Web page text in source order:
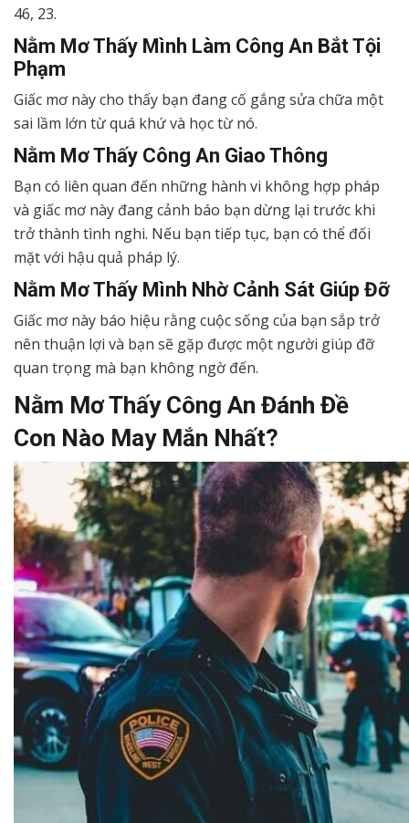
46, 23.
Nằm Mơ Thấy Mình Làm Công An Bắt Tội
Phạm
Giấc mơ này cho thấy bạn đang cố gắng sửa chữa một
sai lầm lớn từ quá khứ và học từ nó.
Nằm Mơ Thấy Công An Giao Thông
Bạn có liên quan đến những hành vi không hợp pháp
và giấc mơ này đang cảnh báo bạn dừng lại trước khi
trở thành tình nghi. Nếu bạn tiếp tục, bạn có thể đối
mặt với hậu quả pháp lý.
Nằm Mơ Thấy Mình Nhờ Cảnh Sát Giúp Đỡ
Giấc mơ này báo hiệu rằng cuộc sống của bạn sắp trở
nên thuận lợi và bạn sẽ gặp được một người giúp đỡ
quan trọng mà bạn không ngờ đến.
Nằm Mơ Thấy Công An Đánh Đề
Con Nào May Mắn Nhất?